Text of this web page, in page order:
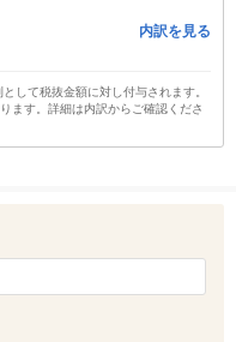
内訳を見る
して税抜金額に対し付与されます。
ます。詳細は内訳からご確認くださ